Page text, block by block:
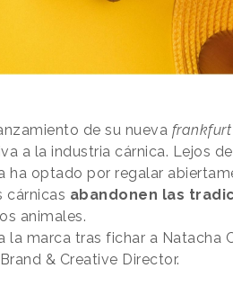
de su nueva frankfurt
a la industria cárnica. Lejos
ha optado por regalar
cárnicas abandonen las
animales.
la marca tras fichar a Natacha
& Creative Director.